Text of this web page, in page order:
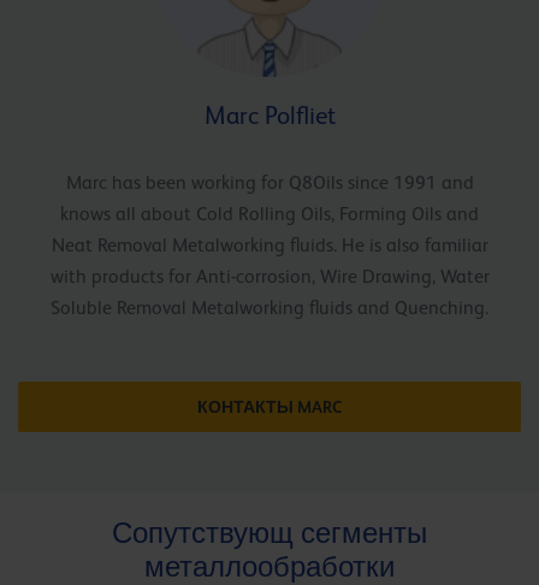
Marc Polfliet
Marc has been working for Q8Oils since 1991 and
knows all about Cold Rolling Oils, Forming Oils and
Neat Removal Metalworking fluids. He is also familiar
with products for Anti-corrosion, Wire Drawing, Water
Soluble Removal Metalworking fluids and Quenching.
КОНТАКТЫ MARC
Сопутствующ сегменты
металлообработки